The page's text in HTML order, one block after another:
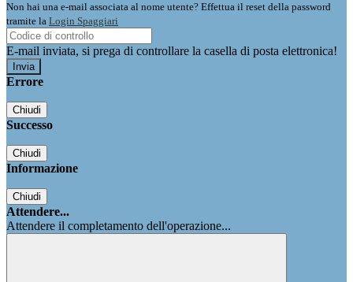
Non hai una e-mail associata al nome utente? Effettua il reset della password
tramite la Login Spaggiari
E-mail inviata, si prega di controllare la casella di posta elettronica!
Errore
Chiudi
Successo
Chiudi
Informazione
Chiudi
Attendere...
Attendere il completamento dell'operazione...